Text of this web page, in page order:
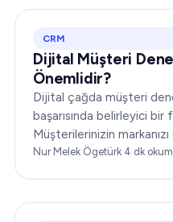
CRM
Dijital Müşteri
Önemlidir?
Dijital çağda müşteri
başarısında belirleyici
Müşterilerinizin
algıladığı ve markanızla
Nur Melek Ögetürk·4 dk